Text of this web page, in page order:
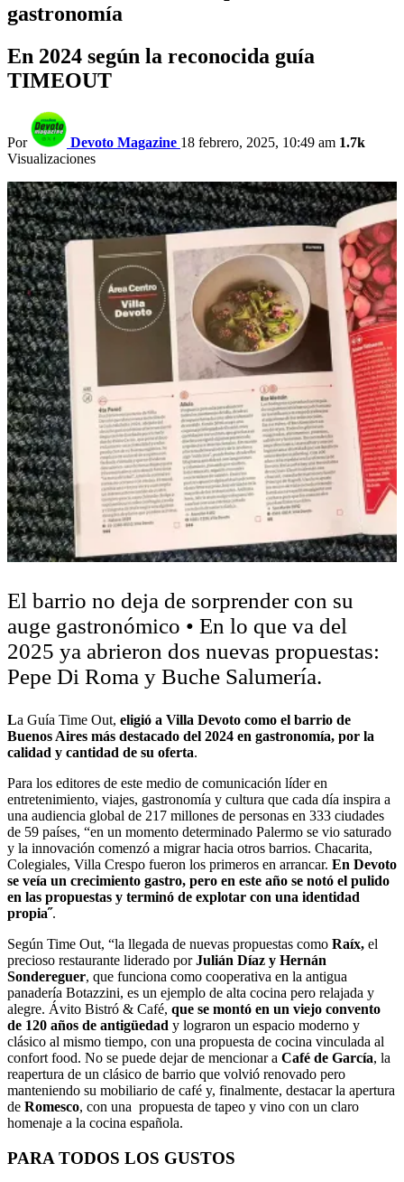
gastronomía
En 2024 según la reconocida guía
TIMEOUT
Por Devoto Magazine 18 febrero, 2025, 10:49 am 1.7k
Visualizaciones
El barrio no deja de sorprender con su
auge gastronómico • En lo que va del
2025 ya abrieron dos nuevas propuestas:
Pepe Di Roma y Buche Salumería.
La Guía Time Out, eligió a Villa Devoto como el barrio de
Buenos Aires más destacado del 2024 en gastronomía, por la
calidad y cantidad de su oferta.
Para los editores de este medio de comunicación líder en
entretenimiento, viajes, gastronomía y cultura que cada día inspira a
una audiencia global de 217 millones de personas en 333 ciudades
de 59 países, “en un momento determinado Palermo se vio saturado
y la innovación comenzó a migrar hacia otros barrios. Chacarita,
Colegiales, Villa Crespo fueron los primeros en arrancar. En Devoto
se veía un crecimiento gastro, pero en este año se notó el pulido
en las propuestas y terminó de explotar con una identidad
propia˝.
Según Time Out, “la llegada de nuevas propuestas como Raíx, el
precioso restaurante liderado porJulián Díaz y Hernán
Sondereguer, que funciona como cooperativa en la antigua
panadería Botazzini, es un ejemplo de alta cocina pero relajada y
alegre. Ávito Bistró & Café, que se montó en un viejo convento
de 120 años de antigüedad y lograron un espacio moderno y
clásico al mismo tiempo, con una propuesta de cocina vinculada al
confort food. No se puede dejar de mencionar a Café de García, la
reapertura de un clásico de barrio que volvió renovado pero
manteniendo su mobiliario de café y, finalmente, destacar la apertura
de Romesco, con una propuesta de tapeo y vino con un claro
homenaje a la cocina española.
PARA TODOS LOS GUSTOS